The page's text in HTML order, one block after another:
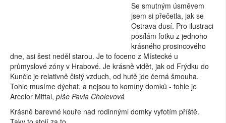
Se smutným úsměvem
jsem si přečetla, jak se
Ostrava dusí. Pro ilustraci
posílám fotku z jednoho
krásného prosincového
dne, asi šest neděl starou. Je to foceno z Místecké u
průmyslové zóny v Hrabové. Je krásně vidět, jak od Frýdku do
Kunčic je relativně čistý vzduch, od hutě jde černá šmouha.
Tohle musíme dýchat, a nejsou to komíny domků - tohle je
Arcelor Mittal, píše Pavla Cholevová
Krásně barevné kouře nad rodinnými domky vyfotím příště.